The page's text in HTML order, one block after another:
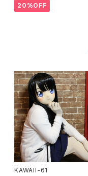
20%OFF
KAWAII-61